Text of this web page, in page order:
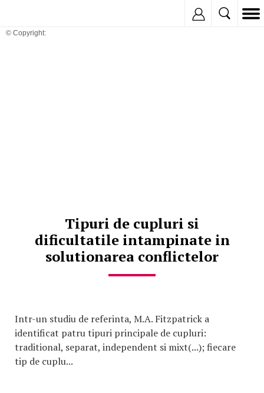
© Copyright:
Tipuri de cupluri si
dificultatile intampinate in
solutionarea conflictelor
Intr-un studiu de referinta, M.A. Fitzpatrick a
identificat patru tipuri principale de cupluri:
traditional, separat, independent si mixt(...); fiecare
tip de cuplu...